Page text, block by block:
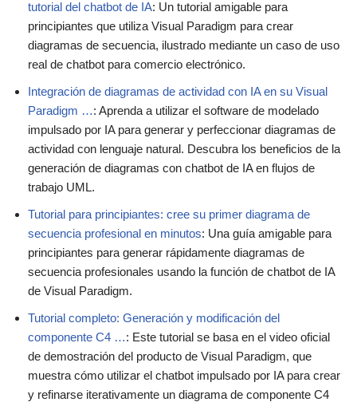
tutorial del chatbot de IA: Un tutorial amigable para
principiantes que utiliza Visual Paradigm para crear
diagramas de secuencia, ilustrado mediante un caso de uso
real de chatbot para comercio electrónico.
Integración de diagramas de actividad con IA en su Visual
Paradigm …: Aprenda a utilizar el software de modelado
impulsado por IA para generar y perfeccionar diagramas de
actividad con lenguaje natural. Descubra los beneficios de la
generación de diagramas con chatbot de IA en flujos de
trabajo UML.
Tutorial para principiantes: cree su primer diagrama de
secuencia profesional en minutos: Una guía amigable para
principiantes para generar rápidamente diagramas de
secuencia profesionales usando la función de chatbot de IA
de Visual Paradigm.
Tutorial completo: Generación y modificación del
componente C4 …: Este tutorial se basa en el video oficial
de demostración del producto de Visual Paradigm, que
muestra cómo utilizar el chatbot impulsado por IA para crear
y refinarse iterativamente un diagrama de componente C4